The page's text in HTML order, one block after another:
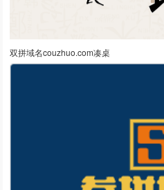
双拼域名couzhuo.com凑桌